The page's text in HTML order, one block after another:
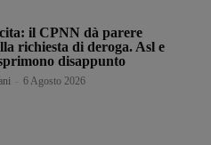
il CPNN dà parere
richiesta di deroga. Asl e
disappunto
6 Agosto 2026